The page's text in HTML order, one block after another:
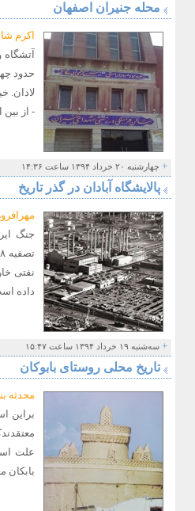
محله جنیران اصفهان
اکرم
حدود
لادان.
- از
+ چهارشنبه ۲۰ خرداد ۱۳۹۴ ساعت ۱۴:۳۶
پالایشگاه آبادان در گذر تاریخ
نفتی
داده
+ سه‌شنبه ۱۹ خرداد ۱۳۹۴ ساعت ۱۵:۴۷
تاریخ محلی روستای بابوکان
محدثه
براین
علت
بابکان